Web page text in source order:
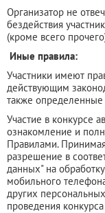
Организатор не
бездействия
(кроме всего
Иные правила:
Участники имеют
действующим
также
Участие в конкурсе
ознакомление и
Правилами.
разрешение в
данных" на
мобильного
других
проведения